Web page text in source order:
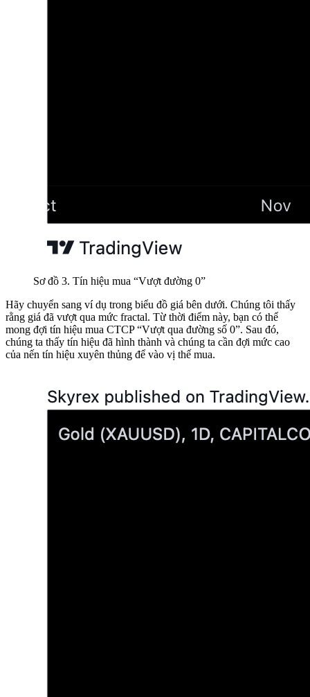
Sơ đồ 3. Tín hiệu mua “Vượt đường 0”
Hãy chuyển sang ví dụ trong biểu đồ giá bên dưới. Chúng tôi thấy
rằng giá đã vượt qua mức fractal. Từ thời điểm này, bạn có thể
mong đợi tín hiệu mua CTCP “Vượt qua đường số 0”. Sau đó,
chúng ta thấy tín hiệu đã hình thành và chúng ta cần đợi mức cao
của nến tín hiệu xuyên thủng để vào vị thế mua.